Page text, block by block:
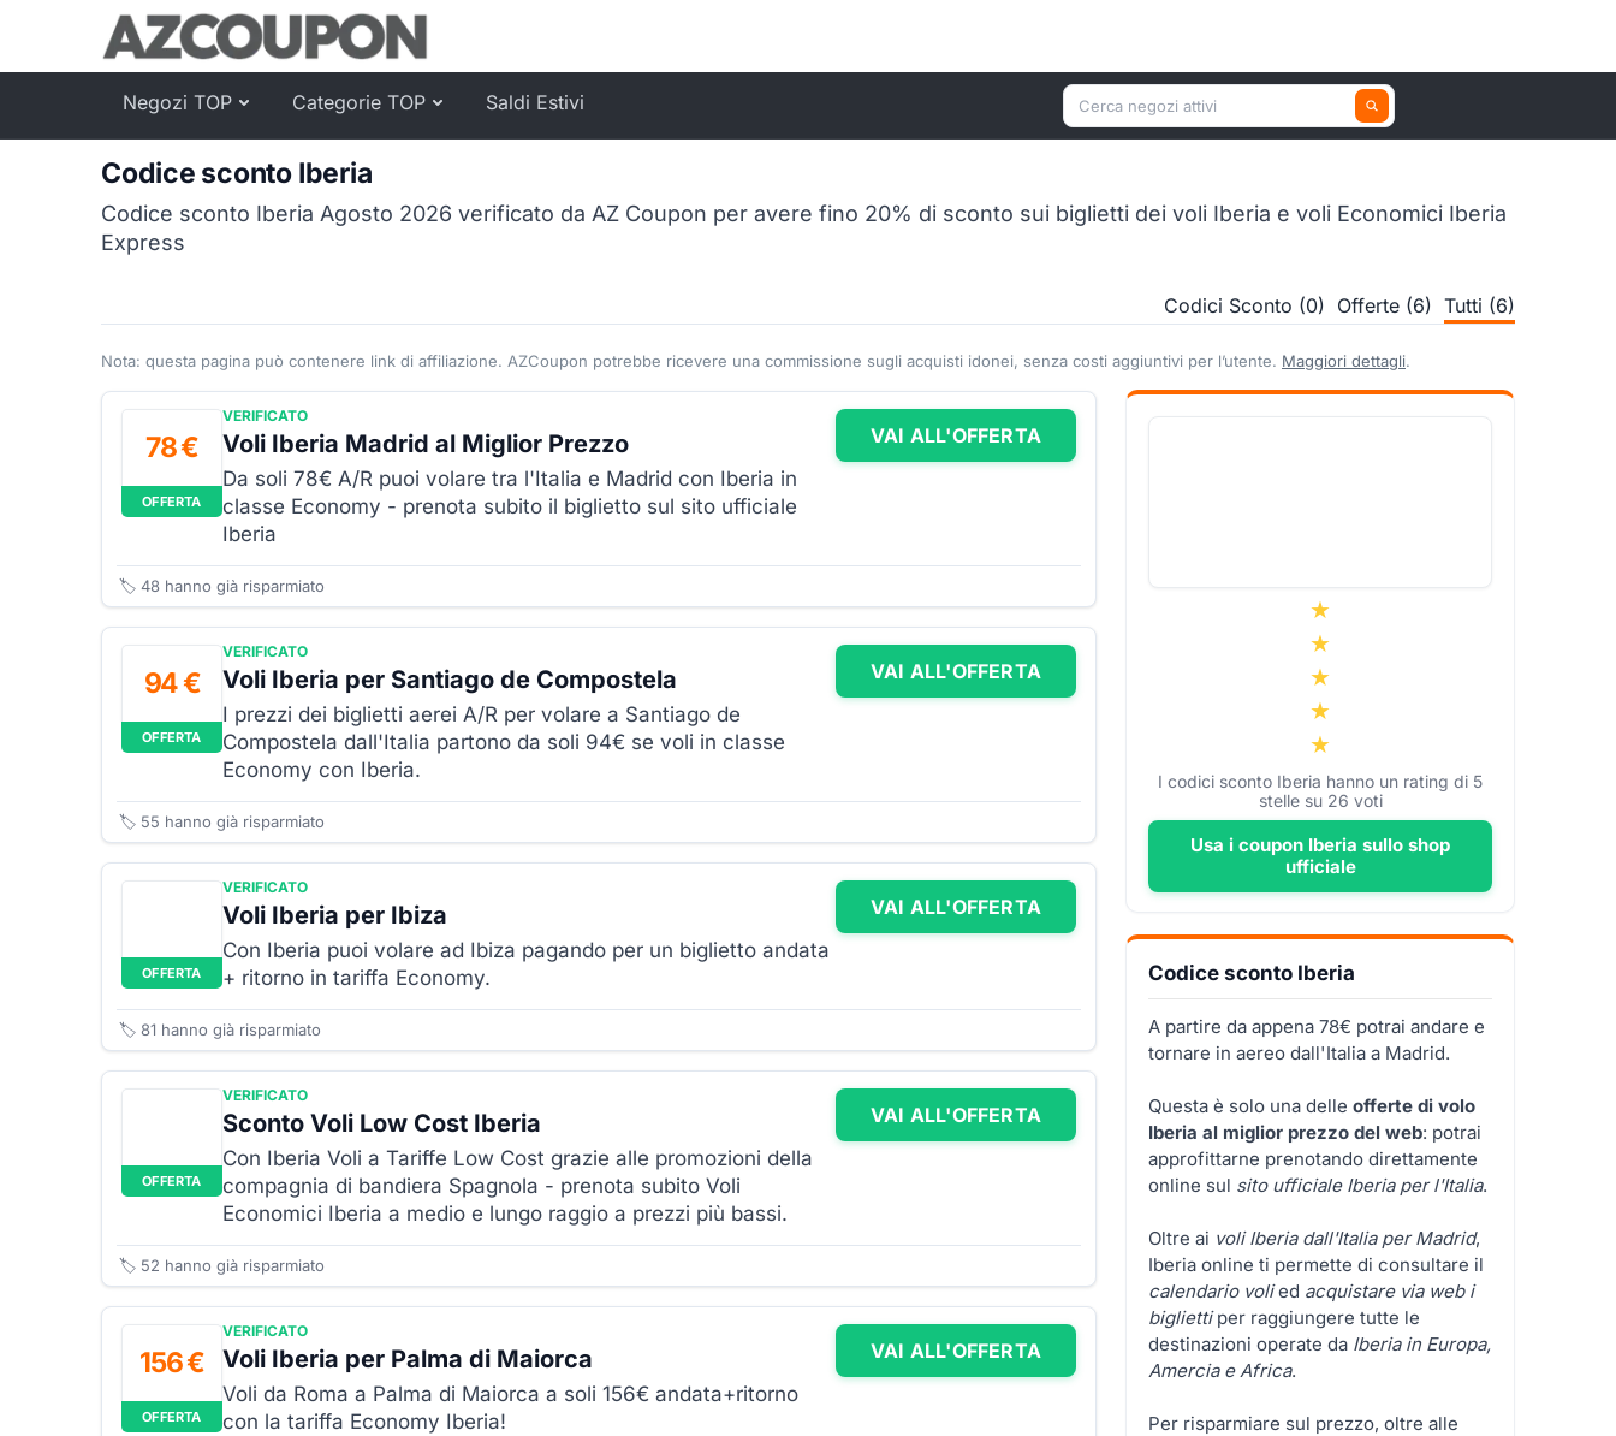
Negozi TOP Categorie TOP Saldi Estivi
Cerca un negozio attivo
Codice sconto Iberia
Codice sconto Iberia Agosto 2026 verificato da AZ Coupon per avere fino 20% di sconto sui biglietti dei voli Iberia e voli Economici Iberia
Express
Codici Sconto (0) Offerte (6) Tutti (6)
Nota: questa pagina può contenere link di affiliazione. AZCoupon potrebbe ricevere una commissione sugli acquisti idonei, senza costi aggiuntivi per l’utente. Maggiori dettagli.
78 €
OFFERTA
VERIFICATO
Voli Iberia Madrid al Miglior Prezzo
Da soli 78€ A/R puoi volare tra l'Italia e Madrid con Iberia in
classe Economy - prenota subito il biglietto sul sito ufficiale
Iberia
VAI ALL'OFFERTA
🏷️ 48 hanno già risparmiato
94 €
OFFERTA
VERIFICATO
Voli Iberia per Santiago de Compostela
I prezzi dei biglietti aerei A/R per volare a Santiago de
Compostela dall'Italia partono da soli 94€ se voli in classe
Economy con Iberia.
VAI ALL'OFFERTA
🏷️ 55 hanno già risparmiato
OFFERTA
VERIFICATO
Voli Iberia per Ibiza
Con Iberia puoi volare ad Ibiza pagando per un biglietto andata
+ ritorno in tariffa Economy.
VAI ALL'OFFERTA
🏷️ 81 hanno già risparmiato
OFFERTA
VERIFICATO
Sconto Voli Low Cost Iberia
Con Iberia Voli a Tariffe Low Cost grazie alle promozioni della
compagnia di bandiera Spagnola - prenota subito Voli
Economici Iberia a medio e lungo raggio a prezzi più bassi.
VAI ALL'OFFERTA
🏷️ 52 hanno già risparmiato
156 €
OFFERTA
VERIFICATO
Voli Iberia per Palma di Maiorca
Voli da Roma a Palma di Maiorca a soli 156€ andata+ritorno
con la tariffa Economy Iberia!
VAI ALL'OFFERTA
I codici sconto Iberia hanno un rating di 5
stelle su 26 voti
Usa i coupon Iberia sullo shop
ufficiale
Codice sconto Iberia
A partire da appena 78€ potrai andare e
tornare in aereo dall'Italia a Madrid.
Questa è solo una delle offerte di volo
Iberia al miglior prezzo del web: potrai
approfittarne prenotando direttamente
online sul sito ufficiale Iberia per l'Italia.
Oltre ai voli Iberia dall'Italia per Madrid,
Iberia online ti permette di consultare il
calendario volied acquistare via web i
bigliettiper raggiungere tutte le
destinazioni operate da Iberia in Europa,
Amercia e Africa.
Per risparmiare sul prezzo, oltre alle